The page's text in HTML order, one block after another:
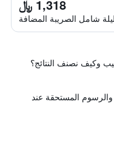
1,318 ﷼
شامل الصريبة المضافة
وكيف نصنف النتائج؟
المستحقة عند